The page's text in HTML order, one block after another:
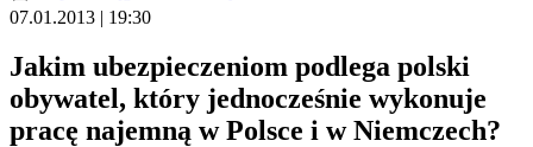
07.01.2013 | 19:30
Jakim ubezpieczeniom podlega polski
obywatel, który jednocześnie wykonuje
pracę najemną w Polsce i w Niemczech?